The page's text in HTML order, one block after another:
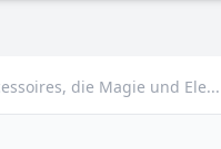
die Magie und Ele...